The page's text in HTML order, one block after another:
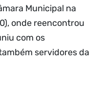
Municipal na
onde reencontrou
com os
servidores da